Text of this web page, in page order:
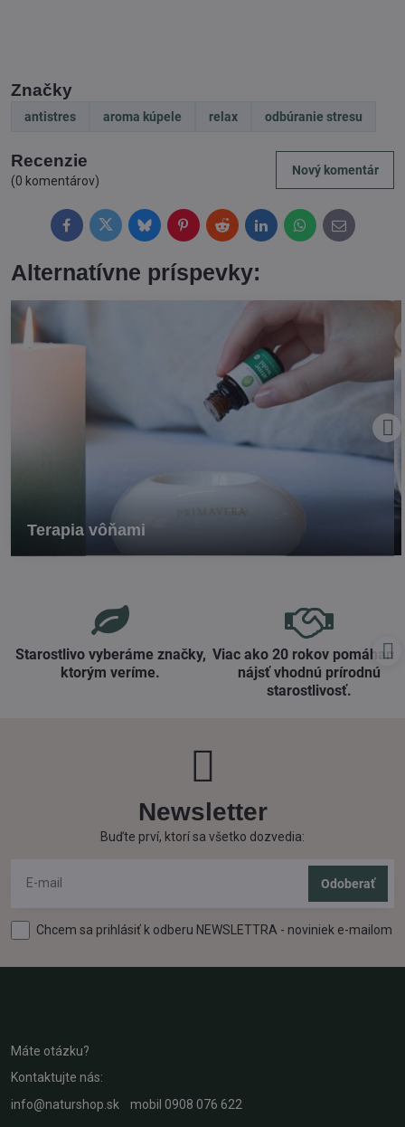
Značky
antistres aroma kúpele relax odbúranie stresu
Recenzie
(0 komentárov)
Nový komentár
FacebookTwitterBlueskyPinterestRedditLinkedInWhatsApp
E-
mail
Alternatívne príspevky:
Terapia vôňami
Starostlivo vyberáme značky,
ktorým veríme​.
Viac ako 20 rokov
nájsť vhodnú prírodnú
starostlivosť​.
Newsletter
Buďte prví, ktorí sa všetko dozvedia:
Odoberať
Chcem sa prihlásiť k odberu NEWSLETTRA - noviniek e-mailom
Máte otázku?
Kontaktujte nás:
info@naturshop.sk mobil 0908 076 622